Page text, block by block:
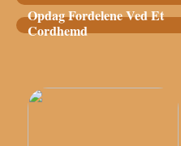
Opdag Fordelene Ved Et
Cordhemd